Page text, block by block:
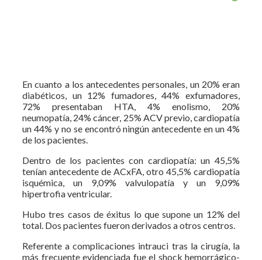
En cuanto a los antecedentes personales, un 20% eran
diabéticos, un 12% fumadores, 44% exfumadores,
72% presentaban HTA, 4% enolismo, 20%
neumopatía, 24% cáncer, 25% ACV previo, cardiopatía
un 44% y no se encontró ningún antecedente en un 4%
de los pacientes.
Dentro de los pacientes con cardiopatía: un 45,5%
tenían antecedente de ACxFA, otro 45,5% cardiopatía
isquémica, un 9,09% valvulopatía y un 9,09%
hipertrofia ventricular.
Hubo tres casos de éxitus lo que supone un 12% del
total. Dos pacientes fueron derivados a otros centros.
Referente a complicaciones intrauci tras la cirugía, la
más frecuente evidenciada fue el shock hemorrágico-